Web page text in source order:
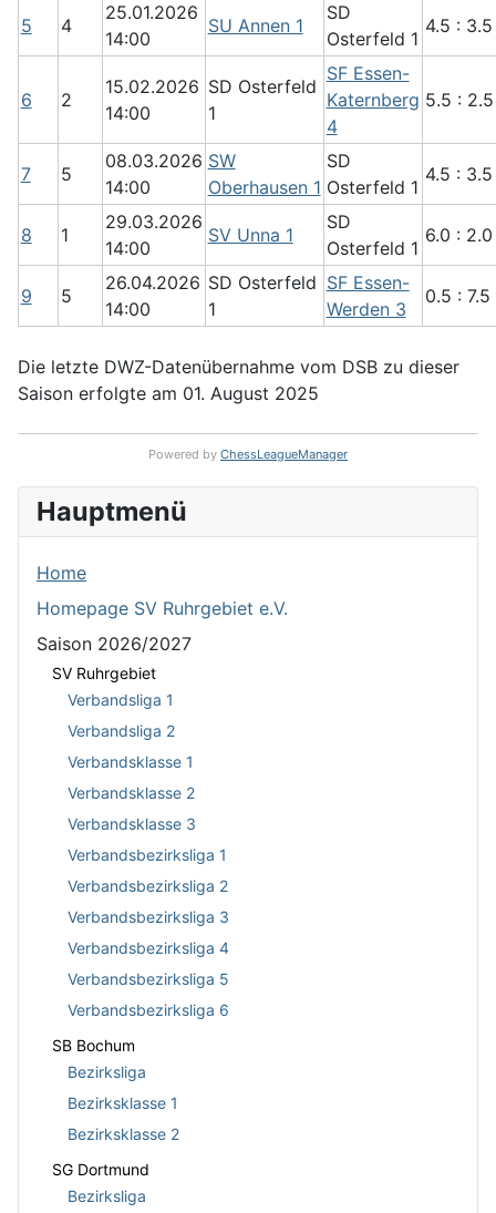
5 4
25.01.2026
14:00
SU Annen 1
SD
Osterfeld 1
4.5 : 3.5
6 2
15.02.2026
14:00
SD Osterfeld
1
SF Essen-
Katernberg
4
5.5 : 2.5
7 5
08.03.2026
14:00
SW
Oberhausen 1
SD
Osterfeld 1
4.5 : 3.5
8 1
29.03.2026
14:00
SV Unna 1
SD
Osterfeld 1
6.0 : 2.0
9 5
26.04.2026
14:00
SD Osterfeld
1
SF Essen-
Werden 3
0.5 : 7.5
Die letzte DWZ-Datenübernahme vom DSB zu dieser
Saison erfolgte am 01. August 2025
Powered by ChessLeagueManager
Hauptmenü
Home
Homepage SV Ruhrgebiet e.V.
Saison 2026/2027
SV Ruhrgebiet
Verbandsliga 1
Verbandsliga 2
Verbandsklasse 1
Verbandsklasse 2
Verbandsklasse 3
Verbandsbezirksliga 1
Verbandsbezirksliga 2
Verbandsbezirksliga 3
Verbandsbezirksliga 4
Verbandsbezirksliga 5
Verbandsbezirksliga 6
SB Bochum
Bezirksliga
Bezirksklasse 1
Bezirksklasse 2
SG Dortmund
Bezirksliga